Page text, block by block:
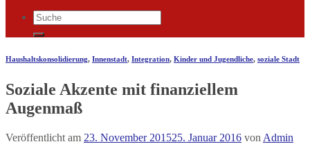
Haushaltskonsolidierung, Innenstadt, Integration, Kinder und Jugendliche, soziale Stadt
Soziale Akzente mit finanziellem
Augenmaß
Veröffentlicht am 23. November 201525. Januar 2016 von Admin